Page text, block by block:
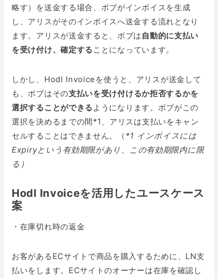
略す）を送金する場合、ボブがインボイスを生成
し、アリスがそのインボイスへ送金する流れとなり
ます。アリスが送金すると、ボブは 自動的に支払い
を受け付け、確定する ことになっています。
しかし、Hodl Invoiceを使うと、アリスが送金して
も、ボブはその支払いを受け付けるか拒否するかを
選択することができる ようになります。ボブがこの
選択を決めるまでの間*1、アリスは支払いをキャン
セルすることはできません。（ *1 インボイスには
Expiryという有効期限があり、この有効期限内に限
る）
Hodl Invoiceを活用したユースケース
案
・在庫切れ時の返金
お客があるECサイトで商品を購入するために、LN支
払いをします。ECサイトのオーナーは在庫を確認し